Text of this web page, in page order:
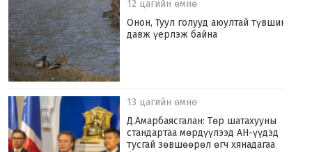
12 цагийн өмнө
Онон, Туул голууд аюултай түвшинг
давж үерлэж байна
13 цагийн өмнө
Д.Амарбаясгалан: Төр шатахууны
стандартаа мөрдүүлээд АН-үүдэд
тусгай зөвшөөрөл өгч хянадагаа